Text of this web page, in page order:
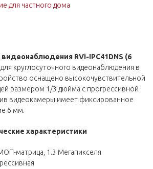
для частного дома
RVi-IPC41DNS (6
круглосуточного видеонаблюдения в
оснащено высокочувствительной
размером 1/3 дюйма с прогрессивной
видеокамеры имеет фиксированное
6 мм.
характеристики
матрица, 1.3 Мегапикселя